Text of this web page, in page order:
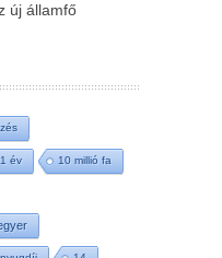
új államfő
1 év 10 millió fa